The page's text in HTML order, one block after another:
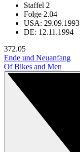
Staffel 2
Folge 2.04
USA: 29.09.1993
DE: 12.11.1994
372.05
Ende und Neuanfang
Of Bikes and Men